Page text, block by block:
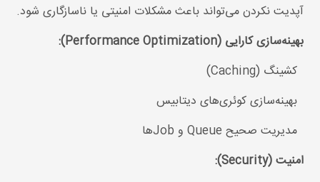
آپدیت نکردن می‌تواند باعث مشکلات امنیتی یا ناسازگاری شود.
بهینه‌سازی کارایی (Performance Optimization):
کشینگ (Caching)
بهینه‌سازی کوئری‌های دیتابیس
مدیریت صحیح Queue و Jobها
امنیت (Security):